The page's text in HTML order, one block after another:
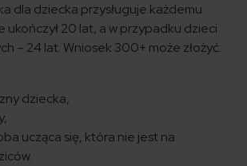
dla dziecka przysługuje każdemu
ukończył 20 lat, a w przypadku dzieci
– 24 lat. Wniosek 300+ może złożyć:
dziecka,
ucząca się, która nie jest na